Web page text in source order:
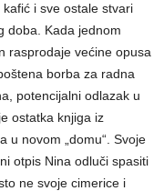
i sve ostale stvari
doba. Kada jednom
rasprodaje većine opusa
borba za radna
potencijalni odlazak u
ostatka knjiga iz
u novom „domu“. Svoje
otpis Nina odluči spasiti
ne svoje cimerice i